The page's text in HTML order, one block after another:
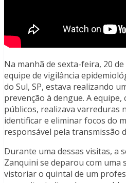
Na manhã de sexta-feira, 20
equipe de vigilância
do Sul, SP, estava realizando
prevenção à dengue. A
públicos, realizava varreduras
identificar e eliminar focos do
responsável pela transmissão
Durante uma dessas visitas, a
Zanquini se deparou com uma
vistoriar o quintal de um